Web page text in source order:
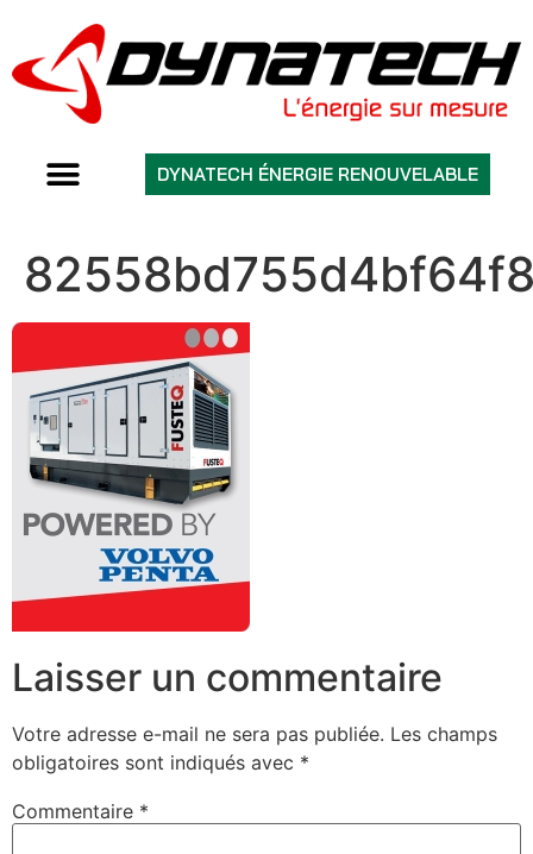
DYNATECH ÉNERGIE RENOUVELABLE
Laisser un commentaire
Votre adresse e-mail ne sera pas publiée. Les champs
obligatoires sont indiqués avec *
Commentaire *